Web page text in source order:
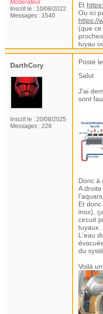
Modérateur
Inscrit le : 10/08/2022
Messages : 1540
Et
Ou ici
https://
(que
tuyau
DarthCory
Inscrit le : 20/08/2025
Messages : 226
Posté
Salut
J'ai
sont
Donc à
A
Et
inox),
circuit
tuyaux.
L'eau
du
Voilà